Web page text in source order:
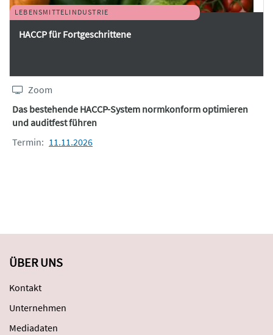
LEBENSMITTELINDUSTRIE
HACCP für Fortgeschrittene
Zoom
Das bestehende HACCP-System normkonform optimieren
und auditfest führen
Termin: 11.11.2026
ÜBER UNS
Kontakt
Unternehmen
Mediadaten